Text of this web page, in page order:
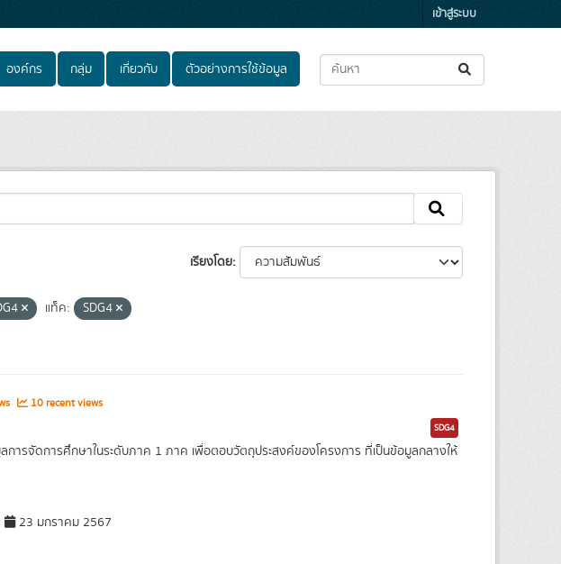
เข้าสู่ระบบ
องค์กร กลุ่ม เกี่ยวกับ ตัวอย่างการใช้ข้อมูล
เรียงโดย
แท็ค:
SDG4
10 recent views
SDG4
การจัดการศึกษาในระดับภาค 1 ภาค เพื่อตอบวัตถุประสงค์ของโครงการ ที่เป็นข้อมูลกลางให้
23 มกราคม 2567